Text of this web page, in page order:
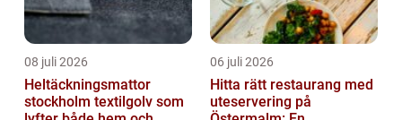
08 juli 2026
Heltäckningsmattor
stockholm textilgolv som
06 juli 2026
Hitta rätt restaurang med
uteservering på